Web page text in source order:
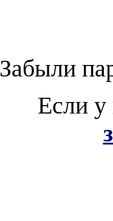
Забыли
Если у